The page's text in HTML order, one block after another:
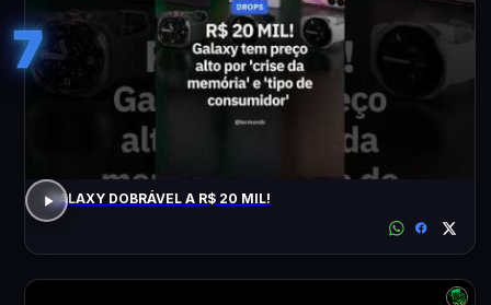
7
GALAXY DOBRÁVEL A R$ 20 MIL!